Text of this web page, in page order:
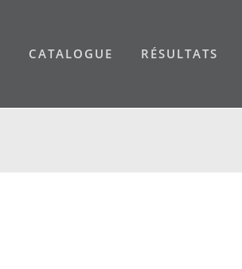
CATALOGUE RÉSULTATS